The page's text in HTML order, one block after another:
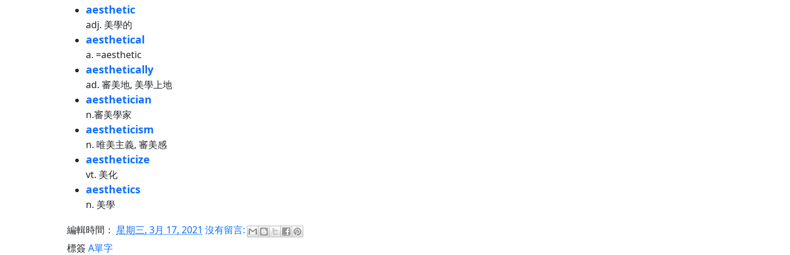
aesthetic
adj. 美學的
aesthetical
a. =aesthetic
aesthetically
ad. 審美地, 美學上地
aesthetician
n.審美學家
aestheticism
n. 唯美主義, 審美感
aestheticize
vt. 美化
aesthetics
n. 美學
編輯時間： 星期三, 3月 17, 2021 沒有留言:
標簽 A單字